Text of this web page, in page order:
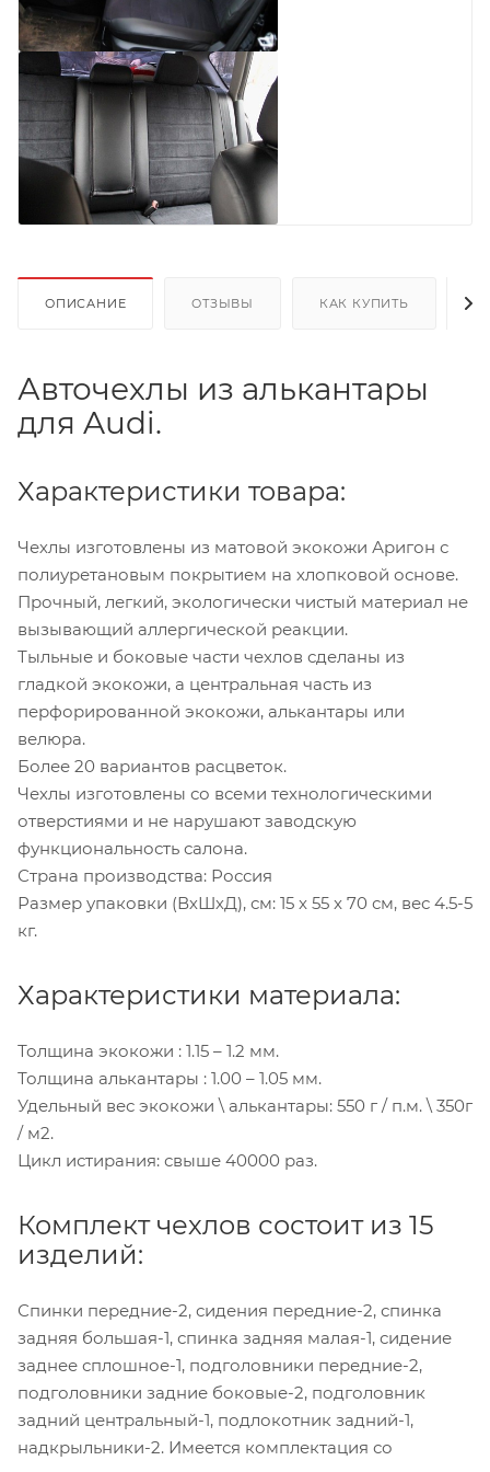
ОПИСАНИЕ ОТЗЫВЫ КАК КУПИТЬ
Авточехлы из алькантары
для Audi.
Характеристики товара:
Чехлы изготовлены из матовой экокожи Аригон с
полиуретановым покрытием на хлопковой основе.
Прочный, легкий, экологически чистый материал не
вызывающий аллергической реакции.
Тыльные и боковые части чехлов сделаны из
гладкой экокожи, а центральная часть из
перфорированной экокожи, алькантары или
велюра.
Более 20 вариантов расцветок.
Чехлы изготовлены со всеми технологическими
отверстиями и не нарушают заводскую
функциональность салона.
Страна производства: Россия
Размер упаковки (ВхШхД), см: 15 x 55 x 70 см, вес 4.5-5
кг.
Характеристики материала:
Толщина экокожи : 1.15 – 1.2 мм.
Толщина алькантары : 1.00 – 1.05 мм.
Удельный вес экокожи \ алькантары: 550 г / п.м. \ 350г
/ м2.
Цикл истирания: свыше 40000 раз.
Комплект чехлов состоит из 15
изделий:
Спинки передние-2, сидения передние-2, спинка
задняя большая-1, спинка задняя малая-1, сидение
заднее сплошное-1, подголовники передние-2,
подголовники задние боковые-2, подголовник
задний центральный-1, подлокотник задний-1,
надкрыльники-2. Имеется комплектация со